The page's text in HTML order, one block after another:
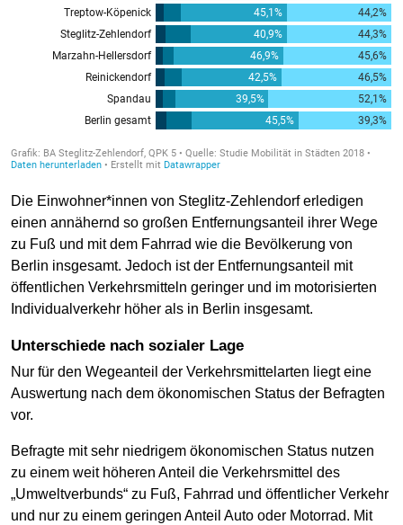
Die Einwohner*innen von Steglitz-Zehlendorf erledigen
einen annähernd so großen Entfernungsanteil ihrer Wege
zu Fuß und mit dem Fahrrad wie die Bevölkerung von
Berlin insgesamt. Jedoch ist der Entfernungsanteil mit
öffentlichen Verkehrsmitteln geringer und im motorisierten
Individualverkehr höher als in Berlin insgesamt.
Unterschiede nach sozialer Lage
Nur für den Wegeanteil der Verkehrsmittelarten liegt eine
Auswertung nach dem ökonomischen Status der Befragten
vor.
Befragte mit sehr niedrigem ökonomischen Status nutzen
zu einem weit höheren Anteil die Verkehrsmittel des
„Umweltverbunds“ zu Fuß, Fahrrad und öffentlicher Verkehr
und nur zu einem geringen Anteil Auto oder Motorrad. Mit